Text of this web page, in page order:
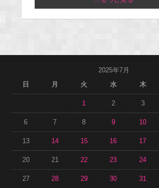
2025年7月
日
月 火 水 木
1 2 3
6 7 8 9 10
13 14 15 16 17
20 21 22 23 24
27 28 29 30 31